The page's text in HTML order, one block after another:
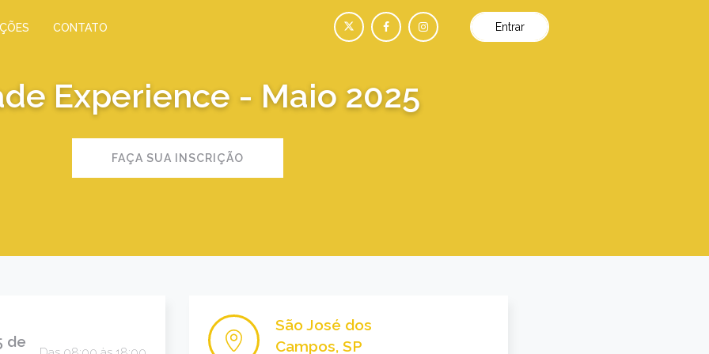
CONTATO Entrar
Experience - Maio 2025
FAÇA SUA INSCRIÇÃO
de
São José dos
Campos, SP